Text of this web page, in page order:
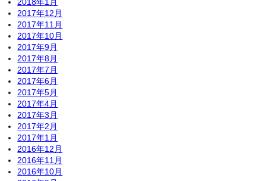
2017年12月
2017年11月
2017年10月
2017年9月
2017年8月
2017年7月
2017年6月
2017年5月
2017年4月
2017年3月
2017年2月
2017年1月
2016年12月
2016年11月
2016年10月